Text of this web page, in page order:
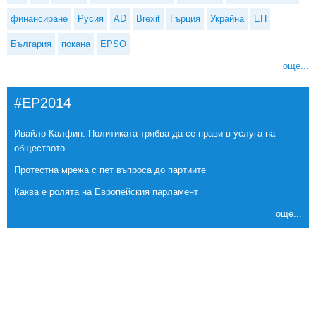
финансиране Русия AD Brexit Гърция Украйна ЕП
България покана EPSO
още...
#EP2014
Ивайло Калфин: Политиката трябва да се прави в услуга на
обществото
Протестна мрежа с пет въпроса до партиите
Каква е ролята на Европейския парламент
още...